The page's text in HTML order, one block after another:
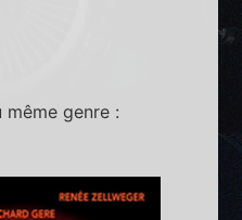
genre :